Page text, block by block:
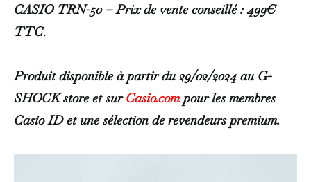
CASIO TRN-50 – Prix de vente conseillé : 499€
TTC.
Produit disponible à partir du 29/02/2024 au G-
SHOCK store et surCasio.com pour les membres
Casio ID et une sélection de revendeurs premium.